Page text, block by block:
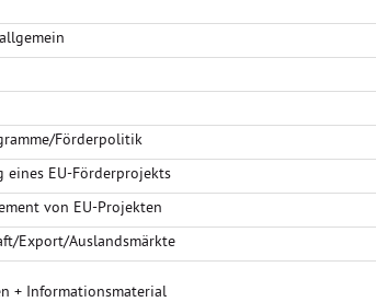
Förderpolitik
eines EU-Förderprojekts
von EU-Projekten
Export/Auslandsmärkte
+ Informationsmaterial